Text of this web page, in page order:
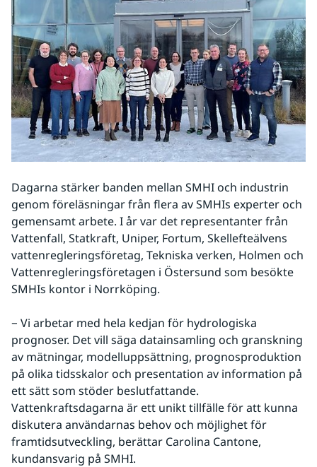
Dagarna stärker banden mellan SMHI och industrin
genom föreläsningar från flera av SMHIs experter och
gemensamt arbete. I år var det representanter från
Vattenfall, Statkraft, Uniper, Fortum, Skellefteälvens
vattenregleringsföretag, Tekniska verken, Holmen och
Vattenregleringsföretagen i Östersund som besökte
SMHIs kontor i Norrköping.
− Vi arbetar med hela kedjan för hydrologiska
prognoser. Det vill säga datainsamling och granskning
av mätningar, modelluppsättning, prognosproduktion
på olika tidsskalor och presentation av information på
ett sätt som stöder beslutfattande.
Vattenkraftsdagarna är ett unikt tillfälle för att kunna
diskutera användarnas behov och möjlighet för
framtidsutveckling, berättar Carolina Cantone,
kundansvarig på SMHI.